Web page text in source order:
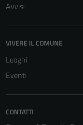
Avvisi
VIVERE IL COMUNE
Luoghi
Eventi
CONTATTI